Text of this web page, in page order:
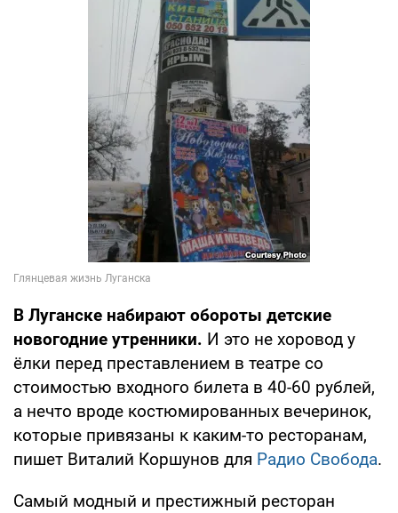
В Луганске набирают обороты детские
новогодние утренники. И это не хоровод у
ёлки перед преставлением в театре со
стоимостью входного билета в 40-60 рублей,
а нечто вроде костюмированных вечеринок,
которые привязаны к каким-то ресторанам,
пишет Виталий Коршунов для Радио Свобода.
Самый модный и престижный ресторан